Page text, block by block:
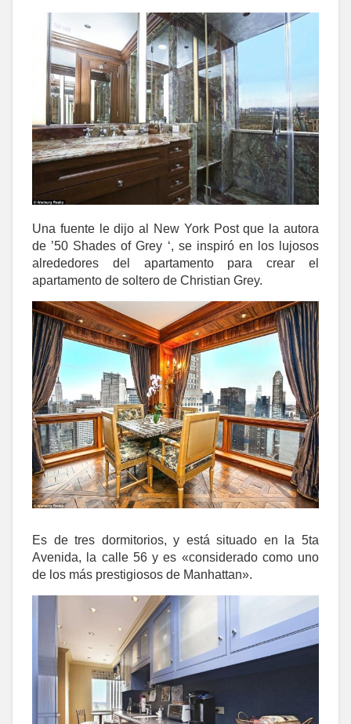
Una fuente le dijo al New York Post que la autora
de ’50 Shades of Grey ‘, se inspiró en los lujosos
alrededores del apartamento para crear el
apartamento de soltero de Christian Grey.
Es de tres dormitorios, y está situado en la 5ta
Avenida, la calle 56 y es «considerado como uno
de los más prestigiosos de Manhattan».